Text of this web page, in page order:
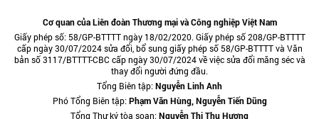
Cơ quan của Liên đoàn Thương mại và Công nghiệp Việt Nam
Giấy phép số: 58/GP-BTTTT ngày 18/02/2020. Giấy phép số 208/GP-BTTTT
cấp ngày 30/07/2024 sửa đổi, bổ sung giấy phép số 58/GP-BTTTT và Văn
bản số 3117/BTTTT-CBC cấp ngày 30/07/2024 về việc sửa đổi măng séc và
thay đổi người đứng đầu.
Tổng Biên tập:Nguyễn Linh Anh
Phó Tổng Biên tập:Phạm Văn Hùng, Nguyễn Tiến Dũng
Tổng Thư ký tòa soạn:Nguyễn Thị Thu Hương